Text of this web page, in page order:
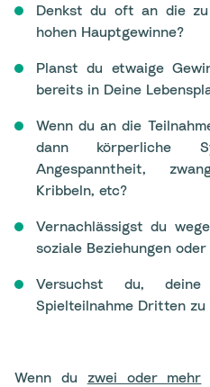
Denkst du oft an die zu
hohen Hauptgewinne?
Planst du etwaige
bereits in Deine
Wenn du an die
dann körperliche
Angespanntheit,
Kribbeln, etc?
Vernachlässigst du
soziale Beziehungen
Versuchst du,
Spielteilnahme Dritten zu
Wenn du zwei oder mehr